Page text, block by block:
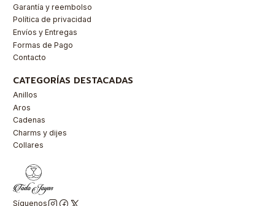
Garantía y reembolso
Política de privacidad
Envíos y Entregas
Formas de Pago
Contacto
CATEGORÍAS DESTACADAS
Anillos
Aros
Cadenas
Charms y dijes
Collares
Síguenos